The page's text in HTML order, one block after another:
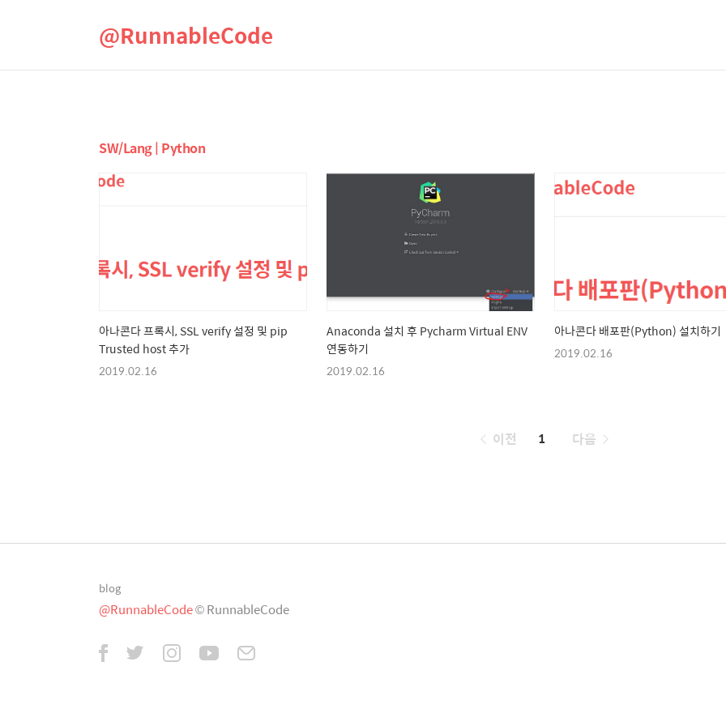
@RunnableCode
SW/Lang | Python
아나콘다 프록시, SSL verify 설정 및 pip
Trusted host 추가
2019.02.16
Anaconda 설치 후 Pycharm Virtual ENV
연동하기
2019.02.16
아나콘다 배포판(Python) 설치하기
2019.02.16
페
이전 1 다음
blog
@RunnableCode© RunnableCode